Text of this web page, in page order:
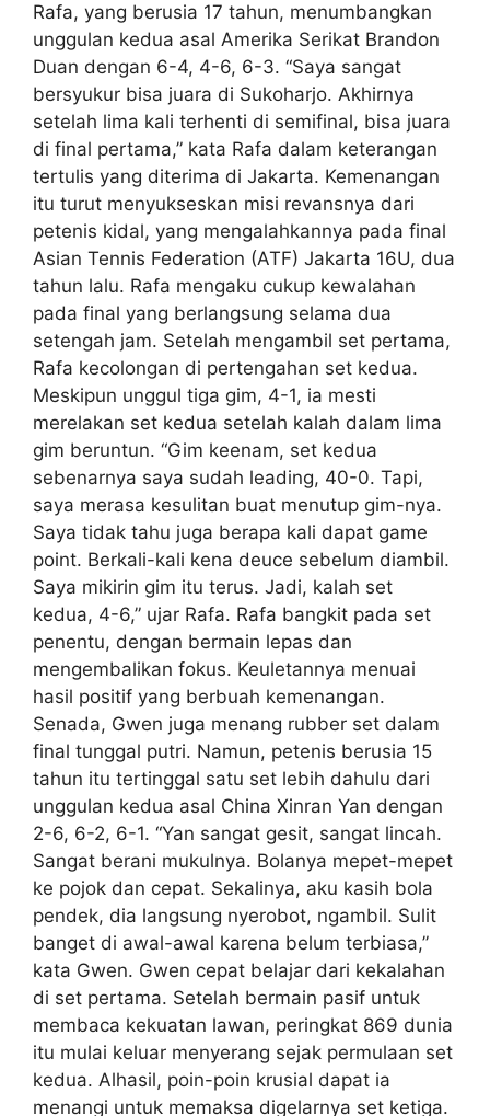
Rafa, yang berusia 17 tahun, menumbangkan
unggulan kedua asal Amerika Serikat Brandon
Duan dengan 6-4, 4-6, 6-3. “Saya sangat
bersyukur bisa juara di Sukoharjo. Akhirnya
setelah lima kali terhenti di semifinal, bisa juara
di final pertama,” kata Rafa dalam keterangan
tertulis yang diterima di Jakarta. Kemenangan
itu turut menyukseskan misi revansnya dari
petenis kidal, yang mengalahkannya pada final
Asian Tennis Federation (ATF) Jakarta 16U, dua
tahun lalu. Rafa mengaku cukup kewalahan
pada final yang berlangsung selama dua
setengah jam. Setelah mengambil set pertama,
Rafa kecolongan di pertengahan set kedua.
Meskipun unggul tiga gim, 4-1, ia mesti
merelakan set kedua setelah kalah dalam lima
gim beruntun. “Gim keenam, set kedua
sebenarnya saya sudah leading, 40-0. Tapi,
saya merasa kesulitan buat menutup gim-nya.
Saya tidak tahu juga berapa kali dapat game
point. Berkali-kali kena deuce sebelum diambil.
Saya mikirin gim itu terus. Jadi, kalah set
kedua, 4-6,” ujar Rafa. Rafa bangkit pada set
penentu, dengan bermain lepas dan
mengembalikan fokus. Keuletannya menuai
hasil positif yang berbuah kemenangan.
Senada, Gwen juga menang rubber set dalam
final tunggal putri. Namun, petenis berusia 15
tahun itu tertinggal satu set lebih dahulu dari
unggulan kedua asal China Xinran Yan dengan
2-6, 6-2, 6-1. “Yan sangat gesit, sangat lincah.
Sangat berani mukulnya. Bolanya mepet-mepet
ke pojok dan cepat. Sekalinya, aku kasih bola
pendek, dia langsung nyerobot, ngambil. Sulit
banget di awal-awal karena belum terbiasa,”
kata Gwen. Gwen cepat belajar dari kekalahan
di set pertama. Setelah bermain pasif untuk
membaca kekuatan lawan, peringkat 869 dunia
itu mulai keluar menyerang sejak permulaan set
kedua. Alhasil, poin-poin krusial dapat ia
menangi untuk memaksa digelarnya set ketiga.